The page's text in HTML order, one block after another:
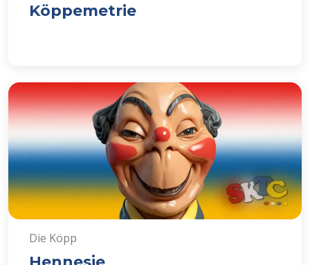
Köppemetrie
Die Köpp